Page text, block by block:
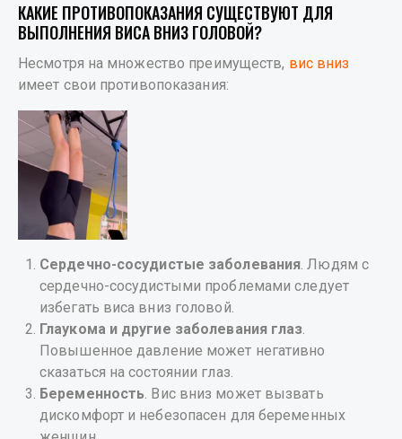
КАКИЕ ПРОТИВОПОКАЗАНИЯ СУЩЕСТВУЮТ ДЛЯ
ВЫПОЛНЕНИЯ ВИСА ВНИЗ ГОЛОВОЙ?
Несмотря на множество преимуществ, вис вниз
имеет свои противопоказания:
Сердечно-сосудистые заболевания. Людям с
сердечно-сосудистыми проблемами следует
избегать виса вниз головой.
Глаукома и другие заболевания глаз.
Повышенное давление может негативно
сказаться на состоянии глаз.
Беременность. Вис вниз может вызвать
дискомфорт и небезопасен для беременных